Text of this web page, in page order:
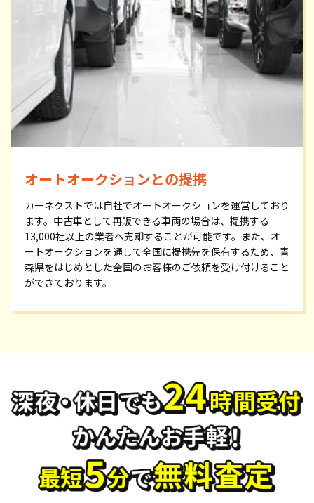
オートオークションとの提携
カーネクストでは自社でオートオークションを運営しており
ます。中古車として再販できる車両の場合は、提携する
13,000社以上の業者へ売却することが可能です。また、オ
ートオークションを通して全国に提携先を保有するため、青
森県をはじめとした全国のお客様のご依頼を受け付けること
ができております。